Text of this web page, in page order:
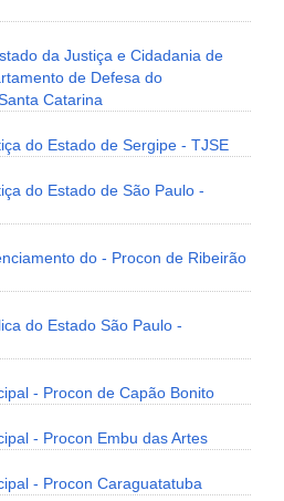
da Justiça e Cidadania de
de Defesa do
Catarina
do Estado de Sergipe - TJSE
do Estado de São Paulo -
do - Procon de Ribeirão
do Estado São Paulo -
- Procon de Capão Bonito
- Procon Embu das Artes
- Procon Caraguatatuba